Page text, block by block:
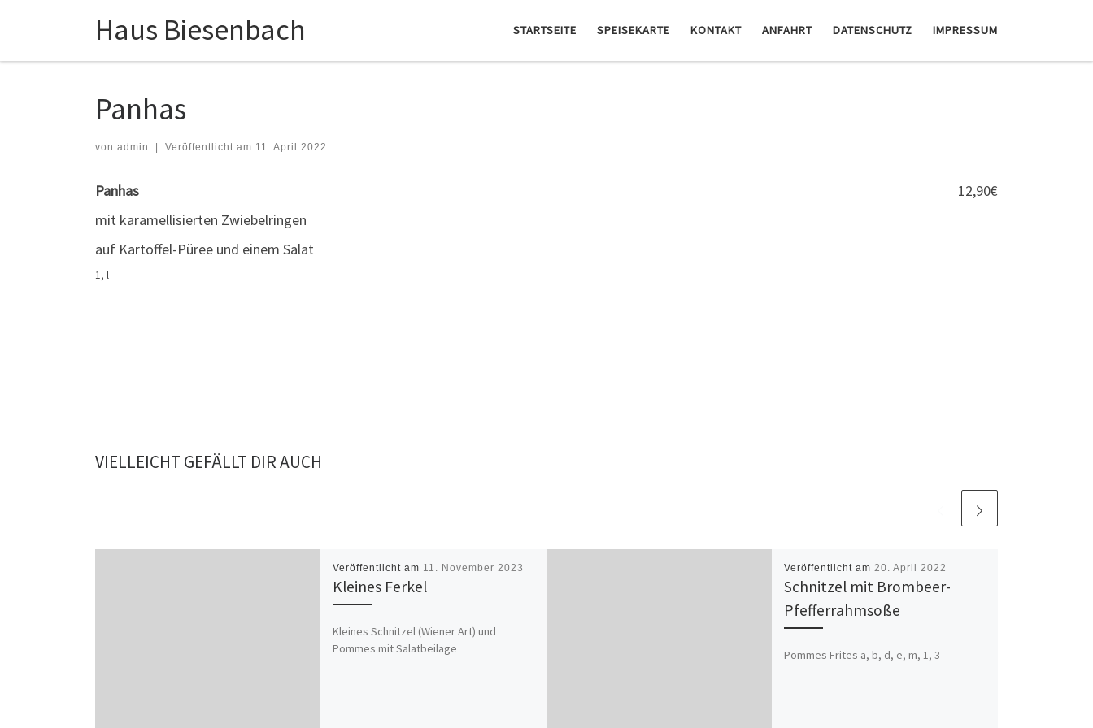
Zum Inhalt springenHaus Biesenbach STARTSEITE SPEISEKARTE KONTAKT ANFAHRT DATENSCHUTZ IMPRESSUM
Panhas
von admin Veröffentlicht am 11. April 2022
Panhas
12,90€
mit karamellisierten Zwiebelringen
auf Kartoffel-Püree und einem Salat
1, l
VIELLEICHT GEFÄLLT DIR AUCH
Veröffentlicht am 11. November 2023
Kleines Ferkel
Kleines Schnitzel (Wiener Art) und
Pommes mit Salatbeilage
Veröffentlicht am 20. April 2022
Schnitzel mit Brombeer-
Pfefferrahmsoße
Pommes Frites a, b, d, e, m, 1, 3